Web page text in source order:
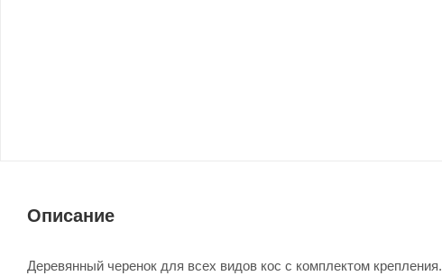
Описание
Деревянный черенок для всех видов кос с комплектом крепления.